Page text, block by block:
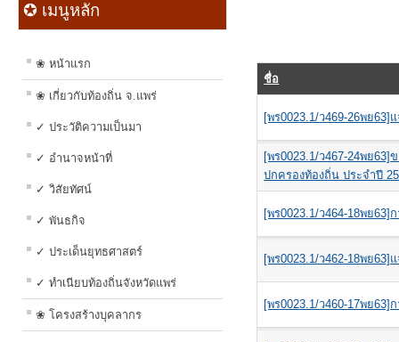
✪ เมนูหลัก
❀ หน้าแรก
❀ เกี่ยวกับท้องถิ่น จ.แพร่
✓ ประวัติความเป็นมา
✓ อำนาจหน้าที่
✓ วิสัยทัศน์
✓ พันธกิจ
✓ ประเด็นยุทธศาสตร์
✓ ทำเนียบท้องถิ่นจังหวัดแพร่
❀ โครงสร้างบุคลากร
ชื่อ
[พร0023.1/ว469-26พย
[พร0023.1/ว467-24พย
ปกครองท้องถิ่น ประจำปี
[พร0023.1/ว464-18พย
[พร0023.1/ว462-18พย
[พร0023.1/ว460-17พย63]